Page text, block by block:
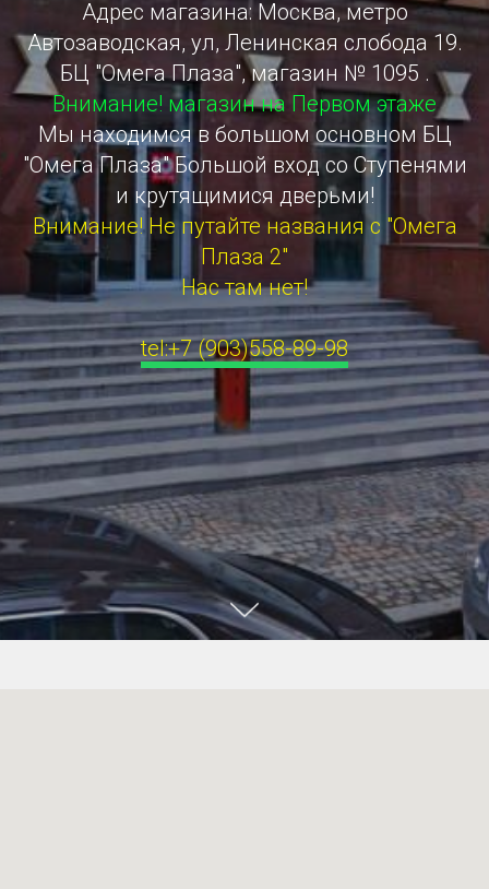
Адрес магазина: Москва, метро
Автозаводская, ул, Ленинская слобода 19.
БЦ "Омега Плаза", магазин № 1095 .
Внимание! магазин на Первом этаже
Мы находимся в большом основном БЦ
"Омега Плаза" Большой вход со Ступенями
и крутящимися дверьми!
Внимание! Не путайте названия с "Омега
Плаза 2"
Нас там нет!
tel:+7 (903)558-89-98